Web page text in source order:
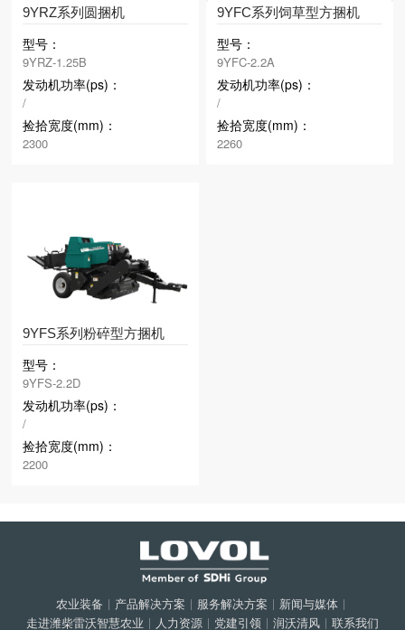
9YRZ系列圆捆机
型号：
9YRZ-1.25B
发动机功率(ps)：
/
捡拾宽度(mm)：
2300
9YFC系列饲草型方捆机
型号：
9YFC-2.2A
发动机功率(ps)：
/
捡拾宽度(mm)：
2260
9YFS系列粉碎型方捆机
型号：
9YFS-2.2D
发动机功率(ps)：
/
捡拾宽度(mm)：
2200
农业装备 | 产品解决方案 | 服务解决方案 | 新闻与媒体 |
走进潍柴雷沃智慧农业 | 人力资源 | 党建引领 | 润沃清风 | 联系我们